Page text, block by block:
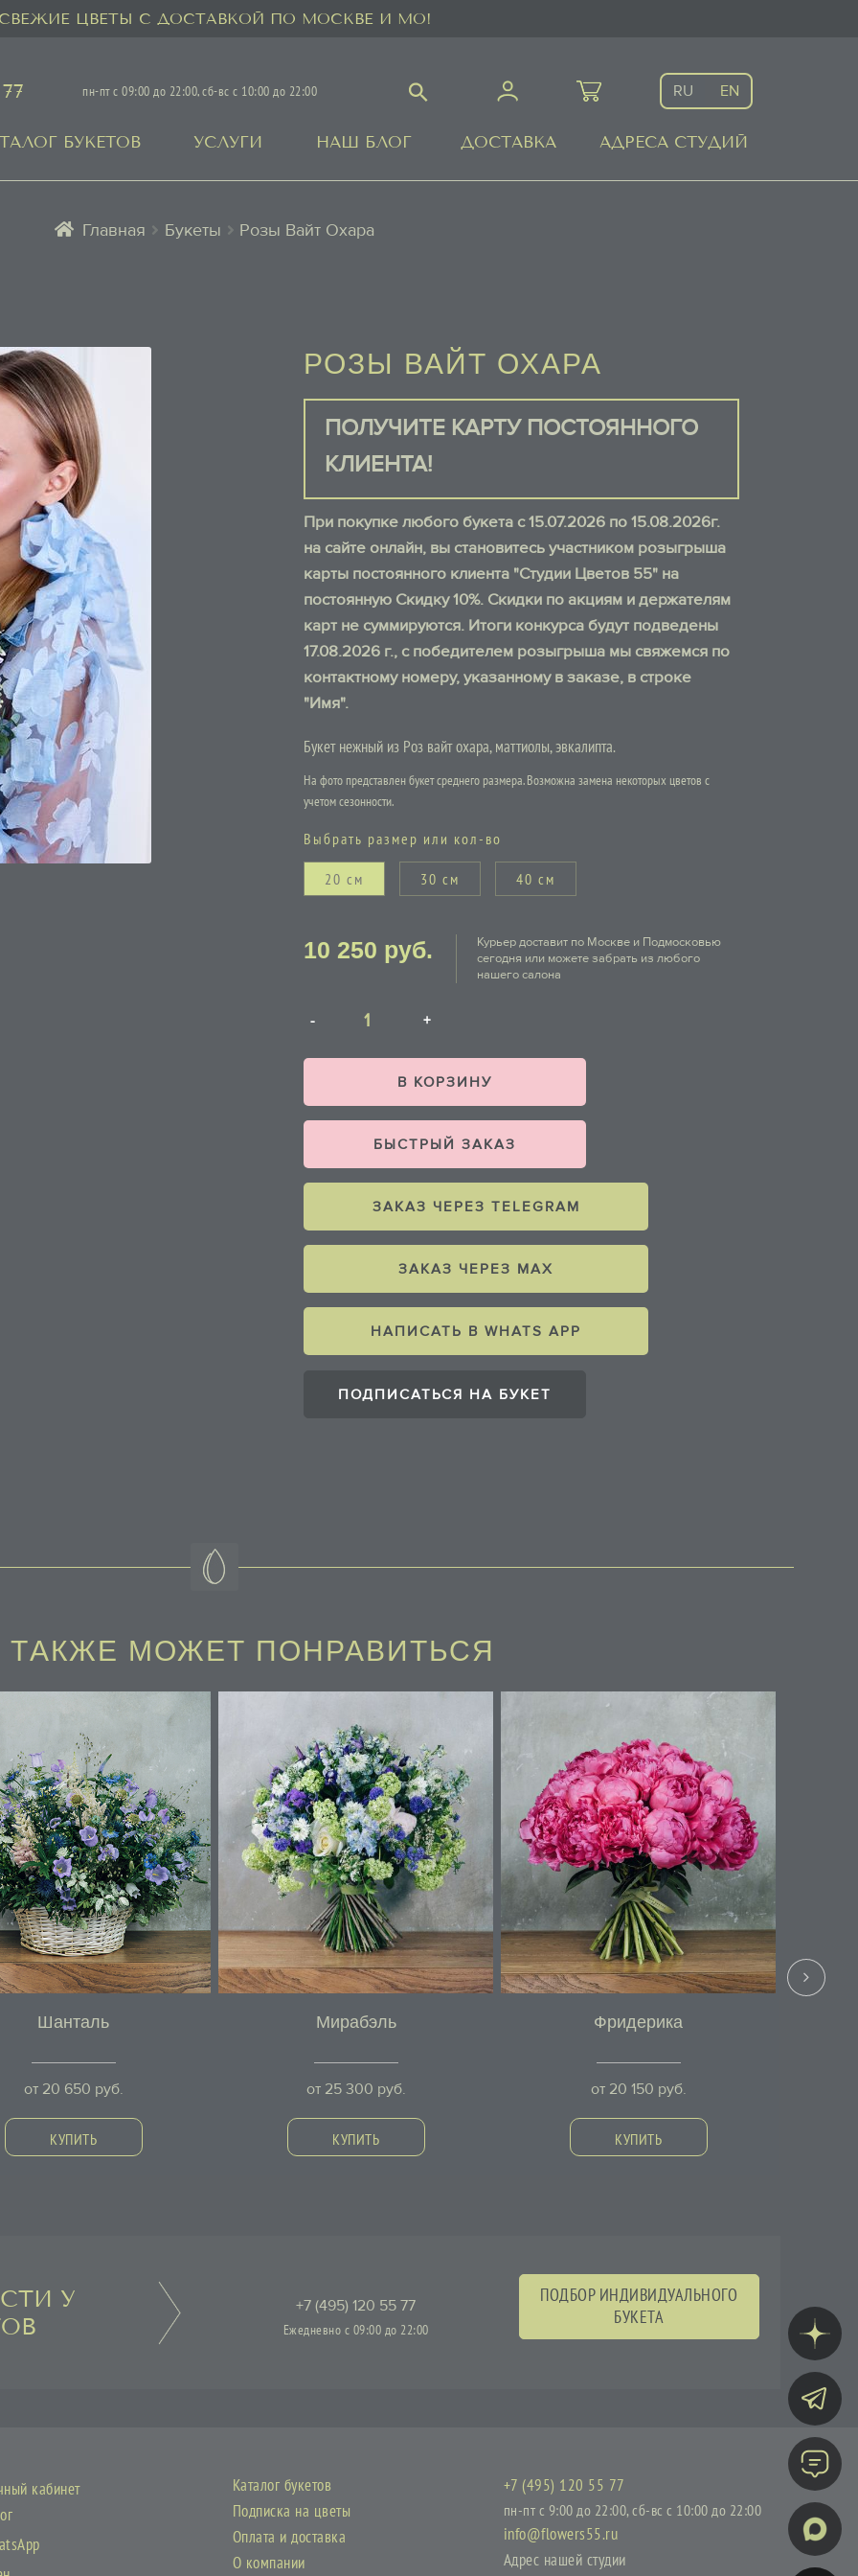
ЦВЕТЫ С ДОСТАВКОЙ ПО МОСКВЕ И МО!
пн-пт с 09:00 до 22:00, сб-вс с 10:00 до 22:00 RU EN
БУКЕТОВ УСЛУГИ НАШ БЛОГ ДОСТАВКА АДРЕСА СТУДИЙ
Главная Букеты Розы Вайт Охара
РОЗЫ ВАЙТ ОХАРА
ПОЛУЧИТЕ КАРТУ ПОСТОЯННОГО
КЛИЕНТА!
При покупке любого букета с 15.07.2026 по 15.08.2026г.
на сайте онлайн, вы становитесь участником розыгрыша
карты постоянного клиента "Студии Цветов 55" на
постоянную Скидку 10%. Скидки по акциям и держателям
карт не суммируются. Итоги конкурса будут подведены
17.08.2026 г., с победителем розыгрыша мы свяжемся по
контактному номеру, указанному в заказе, в строке
"Имя".
Букет нежный из Роз вайт охара, маттиолы, эвкалипта.
На фото представлен букет среднего размера. Возможна замена некоторых цветов с
учетом сезонности.
Выбрать размер или кол-во
20 см 30 см 40 см
10 250 руб.
Курьер доставит по Москве и Подмосковью
сегодня или можете забрать из любого
нашего салона
В КОРЗИНУ
БЫСТРЫЙ ЗАКАЗ
ЗАКАЗ ЧЕРЕЗ TELEGRAM
ЗАКАЗ ЧЕРЕЗ MAX
НАПИСАТЬ В WHATS APP
ПОДПИСАТЬСЯ НА БУКЕТ
ТAКЖЕ МОЖЕТ ПОНРАВИТЬСЯ
Шанталь
от 20 650 руб.
КУПИТЬ
Мирабэль
от 25 300 руб.
КУПИТЬ
Фридерика
от 20 150 руб.
КУПИТЬ
У
+7 (495) 120 55 77
Ежедневно с 09:00 до 22:00
ПОДБОР ИНДИВИДУАЛЬНОГО
БУКЕТА
кабинет
Каталог букетов
Подписка на цветы
Оплата и доставка
О компании
+7 (495) 120 55 77
пн-пт с 9:00 до 22:00, сб-вс с 10:00 до 22:00
info@flowers55.ru
Адрес нашей студии